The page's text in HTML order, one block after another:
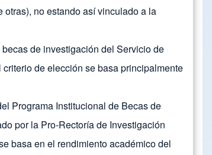
no estando así vinculado a la
de investigación del Servicio de
de elección se basa principalmente
Programa Institucional de Becas de
por la Pro-Rectoría de Investigación
basa en el rendimiento académico del